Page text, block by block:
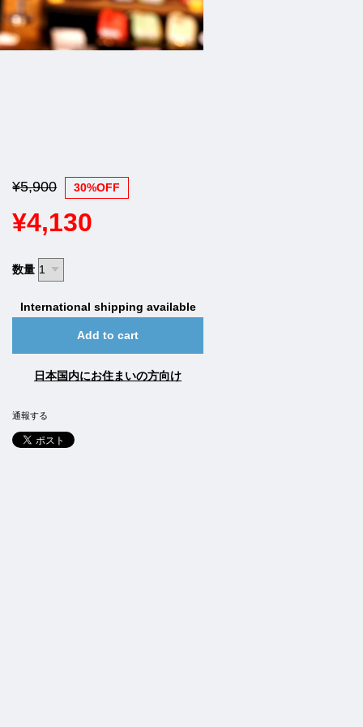
¥5,900 30%OFF
¥4,130
数量
International shipping available
Add to cart
日本国内にお住まいの方向け
通報する